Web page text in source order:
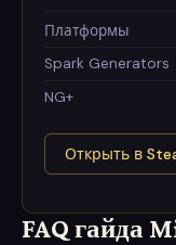
Платформы
Spark Generators
NG+
Открыть в
FAQ гайда